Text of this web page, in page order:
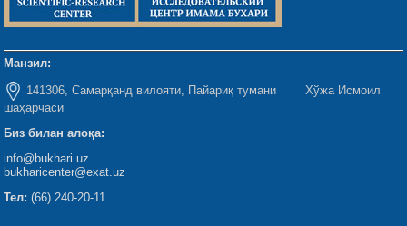
Манзил:
141306, Самарқанд вилояти, Пайариқ тумани Хўжа Исмоил
шаҳарчаси
Биз билан алоқа:
info@bukhari.uz
bukharicenter@exat.uz
Тел: (66) 240-20-11